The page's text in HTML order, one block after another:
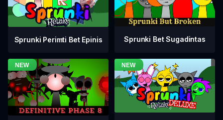
Sprunki Perimti Bet Epinis Sprunki Bet Sugadintas